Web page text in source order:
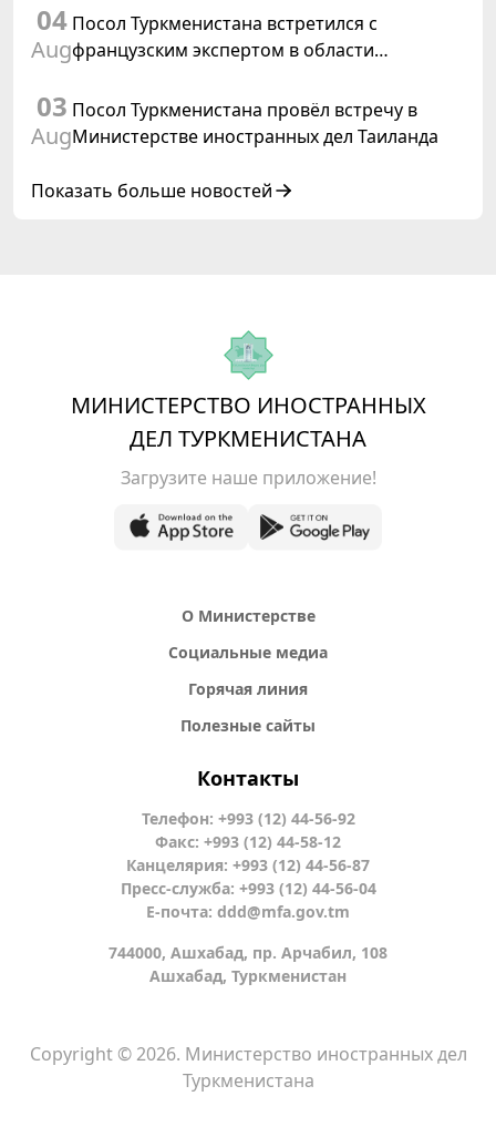
04
Aug
Посол Туркменистана встретился с
французским экспертом в области
03
Aug
Посол Туркменистана провёл встречу в
Министерстве иностранных дел Таиланда
Показать больше новостей
МИНИСТЕРСТВО ИНОСТРАННЫХ
ДЕЛ ТУРКМЕНИСТАНА
Загрузите наше приложение!
О Министерстве
Социальные медиа
Горячая линия
Полезные сайты
Контакты
Телефон: +993 (12) 44-56-92
Факс: +993 (12) 44-58-12
Канцелярия: +993 (12) 44-56-87
Пресс-служба: +993 (12) 44-56-04
Е-почта: ddd@mfa.gov.tm
744000, Ашхабад, пр. Арчабил, 108
Ашхабад, Туркменистан
Copyright © 2026. Министерство иностранных дел
Туркменистана